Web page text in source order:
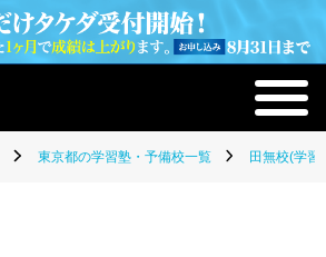
東京都の学習塾・予備校一覧 田無校(学習